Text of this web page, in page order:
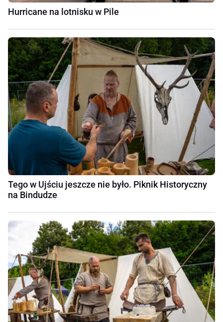
Hurricane na lotnisku w Pile
Tego w Ujściu jeszcze nie było. Piknik Historyczny
na Bindudze